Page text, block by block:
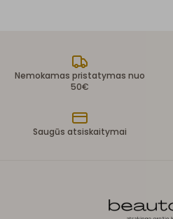
Nemokamas pristatymas nuo
50€
Saugūs atsiskaitymai